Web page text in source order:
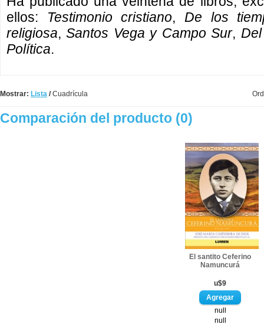
ellos: Testimonio cristiano, De los
religiosa,Santos Vega y Campo Sur,
Política.
Mostrar: Lista /Cuadrícula
Comparación del producto (0)
El santito Ceferino
Namuncurá
u$9
null
null